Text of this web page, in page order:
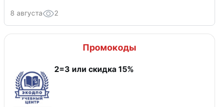
8 августа 2
Промокоды
2=3 или скидка 15%